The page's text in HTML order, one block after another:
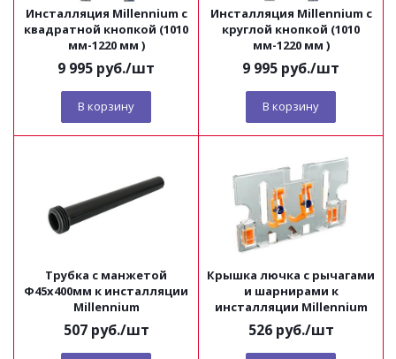
Инсталляция Millennium с
квадратной кнопкой (1010
мм-1220 мм )
9 995 руб./шт
В корзину
Инсталляция Millennium с
круглой кнопкой (1010
мм-1220 мм )
9 995 руб./шт
В корзину
Трубка с манжетой
Ф45х400мм к инсталляции
Millennium
507руб./шт
Крышка лючка с рычагами
и шарнирами к
инсталляции Millennium
526руб./шт